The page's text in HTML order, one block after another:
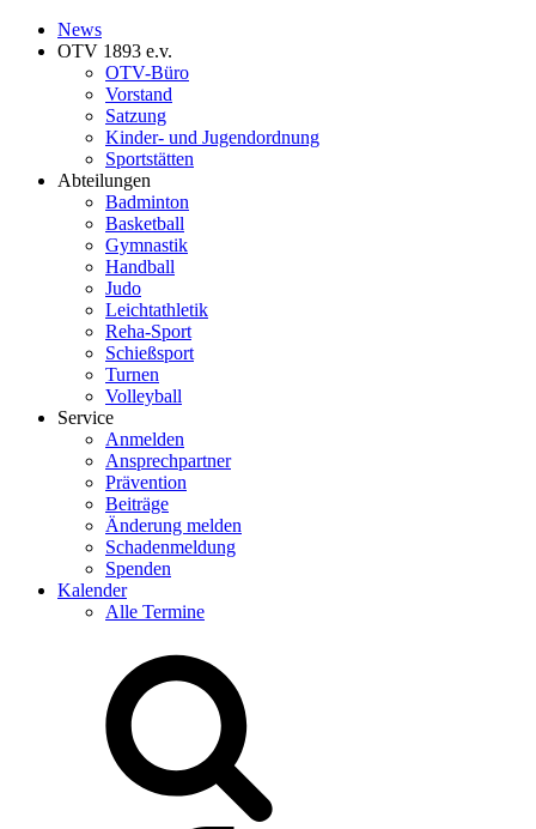
News
OTV 1893 e.v.
OTV-Büro
Vorstand
Satzung
Kinder- und Jugendordnung
Sportstätten
Abteilungen
Badminton
Basketball
Gymnastik
Handball
Judo
Leichtathletik
Reha-Sport
Schießsport
Turnen
Volleyball
Service
Anmelden
Ansprechpartner
Prävention
Beiträge
Änderung melden
Schadenmeldung
Spenden
Kalender
Alle Termine